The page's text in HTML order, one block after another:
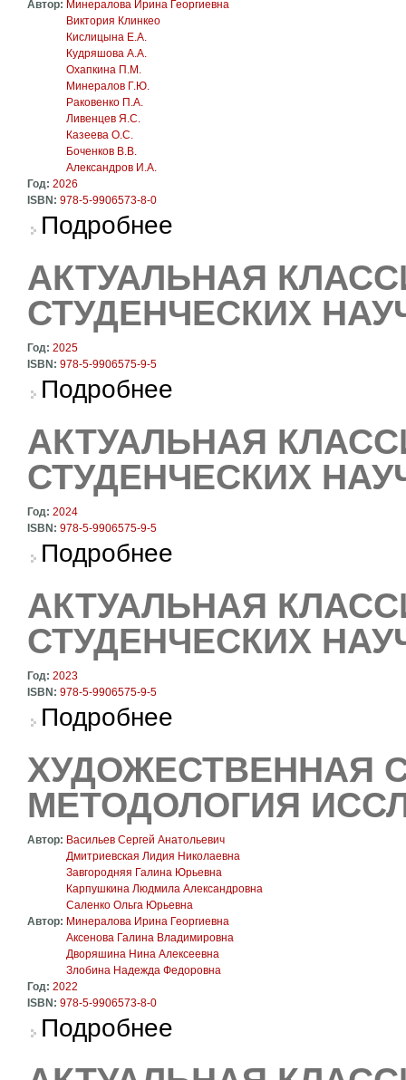
Автор: Минералова Ирина Георгиевна
Виктория Клинкео
Кислицына Е.А.
Кудряшова А.А.
Охапкина П.М.
Минералов Г.Ю.
Раковенко П.А.
Ливенцев Я.С.
Казеева О.С.
Боченков В.В.
Александров И.А.
Год: 2026
ISBN: 978-5-9906573-8-0
Подробнее
АКТУАЛЬНАЯ
СТУДЕНЧЕСКИХ
Год: 2025
ISBN: 978-5-9906575-9-5
Подробнее
АКТУАЛЬНАЯ
СТУДЕНЧЕСКИХ
Год: 2024
ISBN: 978-5-9906575-9-5
Подробнее
АКТУАЛЬНАЯ
СТУДЕНЧЕСКИХ
Год: 2023
ISBN: 978-5-9906575-9-5
Подробнее
ХУДОЖЕСТВЕННАЯ
МЕТОДОЛОГИЯ
Автор: Васильев Сергей Анатольевич
Дмитриевская Лидия Николаевна
Завгородняя Галина Юрьевна
Карпушкина Людмила Александровна
Саленко Ольга Юрьевна
Автор: Минералова Ирина Георгиевна
Аксенова Галина Владимировна
Дворяшина Нина Алексеевна
Злобина Надежда Федоровна
Год: 2022
ISBN: 978-5-9906573-8-0
Подробнее